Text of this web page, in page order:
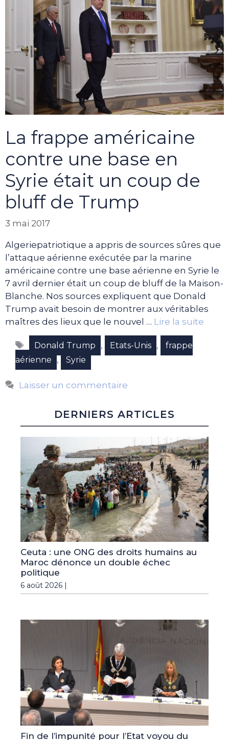
La frappe américaine
contre une base en
Syrie était un coup de
bluff de Trump
3 mai 2017
Algeriepatriotique a appris de sources sûres que
l’attaque aérienne exécutée par la marine
américaine contre une base aérienne en Syrie le
7 avril dernier était un coup de bluff de la Maison-
Blanche. Nos sources expliquent que Donald
Trump avait besoin de montrer aux véritables
maîtres des lieux que le nouvel … Lire la suite
Étiquettes
Donald Trump , Etats-Unis ,
frappe
aérienne
, Syrie
Laisser un commentaire
DERNIERS ARTICLES
Ceuta : une ONG des droits humains au
Maroc dénonce un double échec
politique
6 août 2026 |
Fin de l’impunité pour l’Etat voyou du